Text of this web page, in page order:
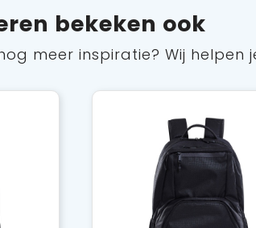
bekeken ook
meer inspiratie? Wij helpen